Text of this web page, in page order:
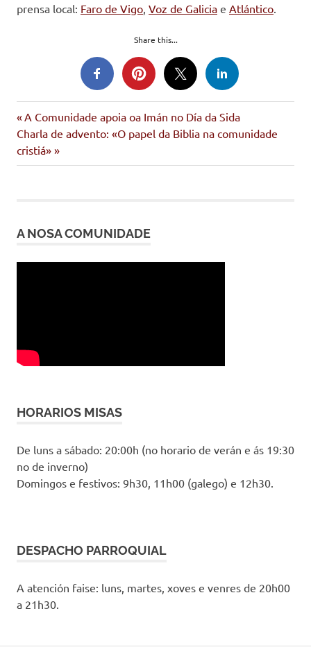
prensa local: Faro de Vigo Voz de Galicia e Atlántico
Share this...
Navegación
de
Entrada
anterior:
A Comunidade apoia oa Imán no Día da Sida
Siguiente
entrada:
Charla de advento: «O papel da Biblia na comunidade
cristiá»
A NOSA COMUNIDADE
HORARIOS MISAS
De luns a sábado: 20:00h (no horario de verán e ás 19:30
no de inverno)
Domingos e festivos: 9h30, 11h00 (galego) e 12h30.
DESPACHO PARROQUIAL
A atención faise: luns, martes, xoves e venres de 20h00
a 21h30.